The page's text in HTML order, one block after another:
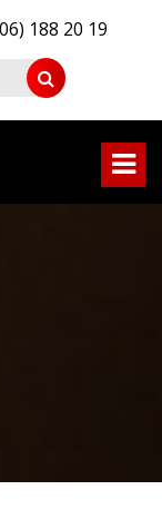
188 20 19